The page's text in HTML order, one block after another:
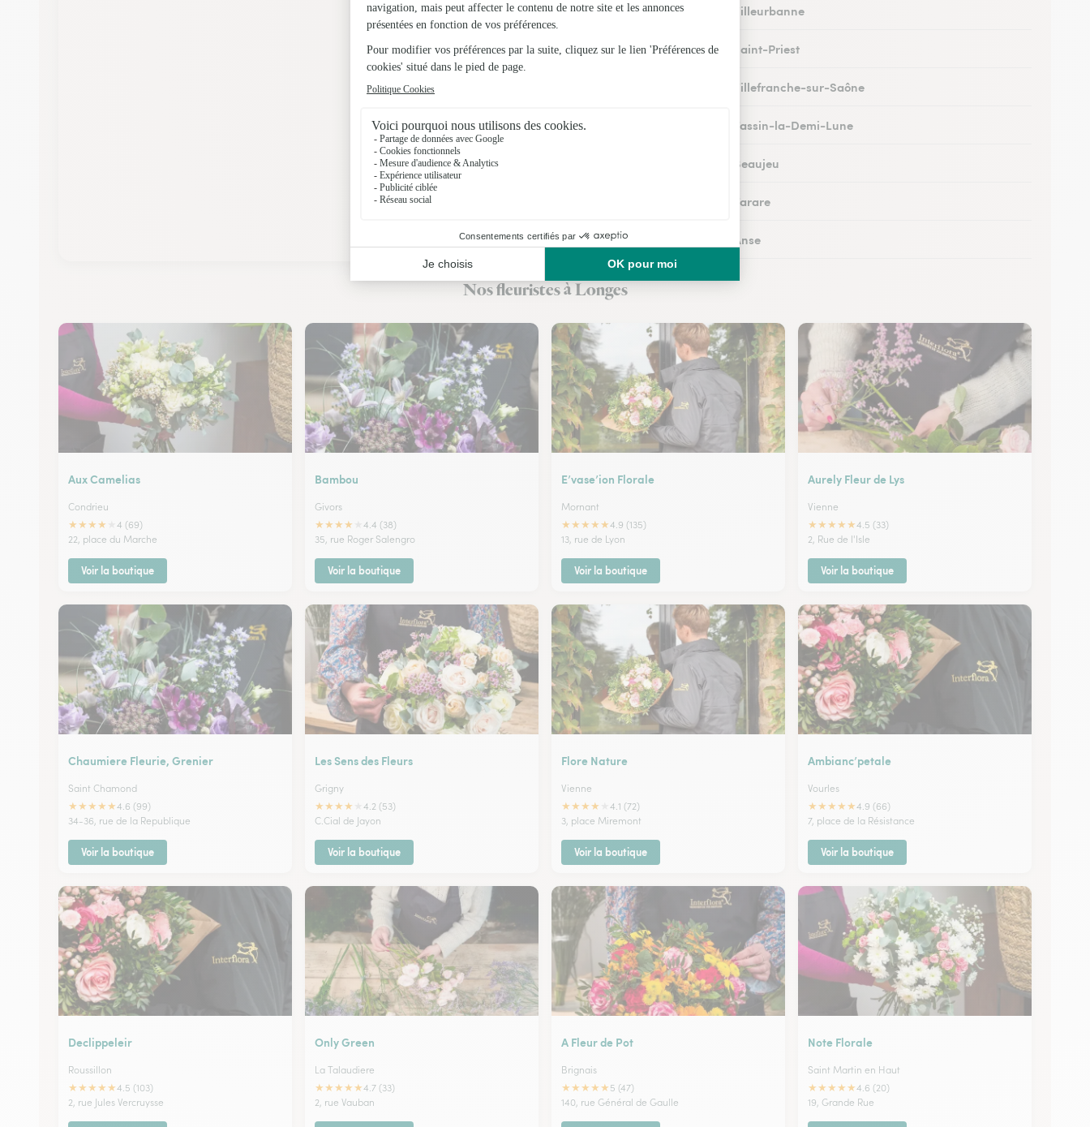
Fleuristes à Villeurbanne
Fleuristes à Saint-Priest
Fleuristes à Villefranche-sur-Saône
Fleuristes à Tassin-la-Demi-Lune
Fleuristes à Beaujeu
Fleuristes à Tarare
Fleuristes à Anse
Fleuristes à Lacenas
Nos fleuristes à Longes
Aux Camelias
Condrieu
★★★★
4 (69)
22, place du Marche
Voir la boutique
Bambou
Givors
★★★★
4.4 (38)
35, rue Roger Salengro
Voir la boutique
E’vase’ion Florale
Mornant
★★★★★4.9 (135)
13, rue de Lyon
Voir la boutique
Aurely Fleur de Lys
Vienne
★★★★★4.5 (33)
2, Rue de l'Isle
Voir la boutique
Chaumiere Fleurie, Grenier
Saint Chamond
★★★★★4.6 (99)
34-36, rue de la Republique
Voir la boutique
Les Sens des Fleurs
Grigny
★★★★
4.2 (53)
C.Cial de Jayon
Voir la boutique
Flore Nature
Vienne
★★★★
4.1 (72)
3, place Miremont
Voir la boutique
Ambianc’petale
Vourles
★★★★★4.9 (66)
7, place de la Résistance
Voir la boutique
Declippeleir
Roussillon
★★★★★4.5 (103)
2, rue Jules Vercruysse
Only Green
La Talaudiere
★★★★★4.7 (33)
2, rue Vauban
A Fleur de Pot
Brignais
★★★★★ 5 (47)
140, rue Général de Gaulle
Note Florale
Saint Martin en Haut
★★★★★4.6 (20)
19, Grande Rue